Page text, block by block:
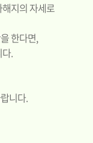
지의 자세로
한다면,
.
니다.